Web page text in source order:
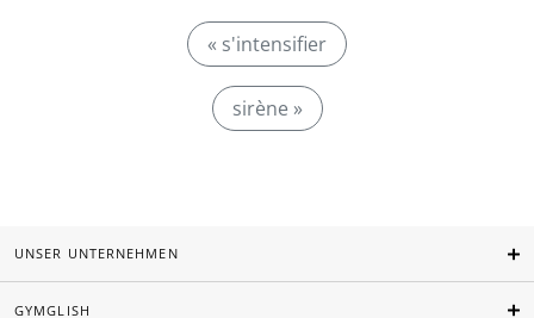
« s'intensifier
sirène »
UNSER UNTERNEHMEN
GYMGLISH